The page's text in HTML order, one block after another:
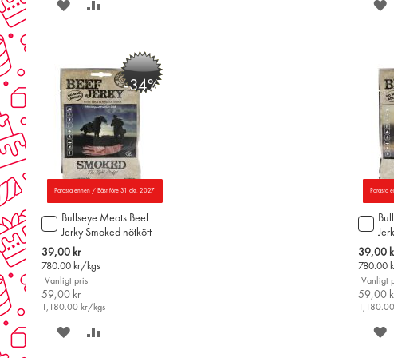
SPARA
ÖNSKELISTAN
JÄMFÖR
Parasta ennen / Bäst före 31 okt. 2027
-34%
Bullseye Meats Beef
Jerky Smoked nötkött
50g
Special
Price
39,00 kr
780.00 kr/kgs
Vanligt pris
59,00 kr
1,180.00 kr/kgs
Lägg
till
i
varukorgen
SPARA
Parasta
50g
Special
Price
39,00
780.00
Vanligt
59,00
1,180.00
till
i